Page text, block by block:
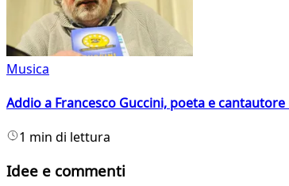
Musica
Addio a Francesco Guccini, poeta e
1 min di lettura
Idee e commenti